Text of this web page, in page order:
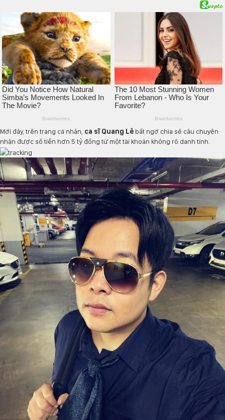
Mới đây, trên trang cá nhân, ca sĩ Quang Lê bất ngờ chia sẻ câu chuyện
nhận được số tiền hơn 5 tỷ đồng từ một tài khoản không rõ danh tính.